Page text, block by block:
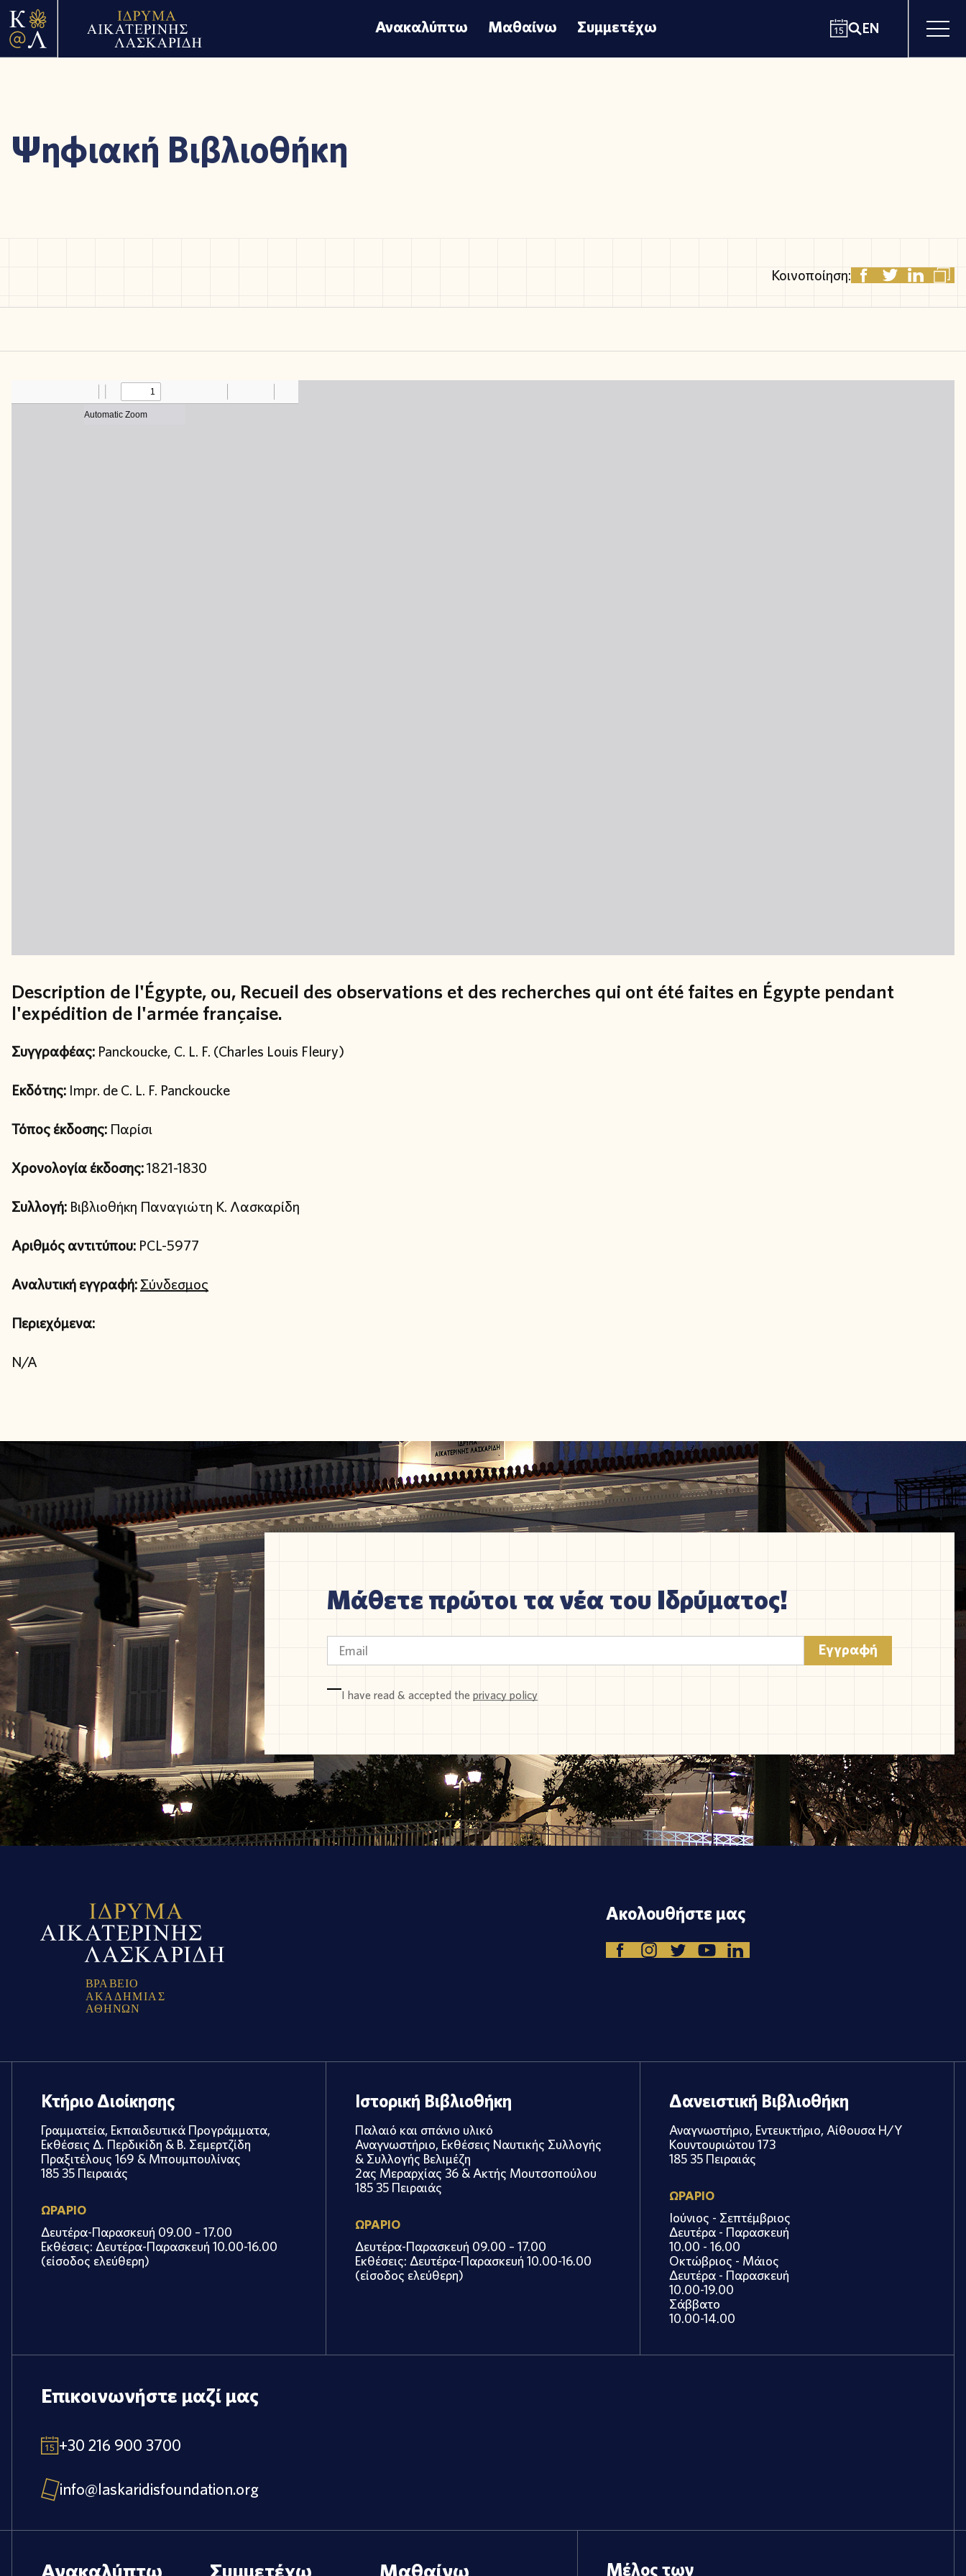
Ανακαλύπτω Μαθαίνω Συμμετέχω EN
Ψηφιακή Βιβλιοθήκη
Κοινοποίηση:
Description de l'Égypte, ou, Recueil des observations et des recherches qui ont été faites en Égypte pendant
l'expédition de l'armée française.
Συγγραφέας: Panckoucke, C. L. F. (Charles Louis Fleury)
Εκδότης: Impr. de C. L. F. Panckoucke
Τόπος έκδοσης: Παρίσι
Χρονολογία έκδοσης:1821-1830
Συλλογή: Βιβλιοθήκη Παναγιώτη Κ. Λασκαρίδη
Αριθμός αντιτύπου: PCL-5977
Αναλυτική εγγραφή:Σύνδεσμος
Περιεχόμενα:
N/A
Μάθετε πρώτοι τα νέα του Ιδρύματος!
I have read & accepted theprivacy policy
ΒΡΑ ΒΕΙΟ
ΑΚΑ ΔΗΜΙΑ Σ
ΑΘΗΝΩΝ
Ακολουθήστε μας
Κτήριο Διοίκησης
Γραμματεία, Εκπαιδευτικά Προγράμματα,
Εκθέσεις Δ. Περδικίδη & Β. Σεμερτζίδη
Πραξιτέλους 169 & Μπουμπουλίνας
185 35 Πειραιάς
ΩΡΑΡΙΟ
Δευτέρα-Παρασκευή 09.00 – 17.00
Εκθέσεις: Δευτέρα-Παρασκευή 10.00-16.00
(είσοδος ελεύθερη)
Ιστορική Βιβλιοθήκη
Παλαιό και σπάνιο υλικό
Αναγνωστήριο, Εκθέσεις Ναυτικής Συλλογής
& Συλλογής Βελιμέζη
2ας Μεραρχίας 36 & Ακτής Μουτσοπούλου
185 35 Πειραιάς
ΩΡΑΡΙΟ
Δευτέρα-Παρασκευή 09.00 – 17.00
Εκθέσεις: Δευτέρα-Παρασκευή 10.00-16.00
(είσοδος ελεύθερη)
Δανειστική Βιβλιοθήκη
Αναγνωστήριο, Εντευκτήριο, Αίθουσα Η/Υ
Κουντουριώτου 173
185 35 Πειραιάς
ΩΡΑΡΙΟ
Ιούνιος - Σεπτέμβριος
Δευτέρα - Παρασκευή
10.00 - 16.00
Οκτώβριος - Μάιος
Δευτέρα - Παρασκευή
10.00-19.00
Σάββατο
10.00-14.00
Επικοινωνήστε μαζί μας
+30 216 900 3700
info@laskaridisfoundation.org
Ανακαλύπτω Συμμετέχω Μαθαίνω Μέλος των